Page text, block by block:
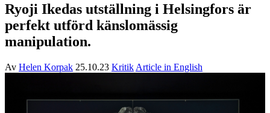
Ryoji Ikedas utställning i Helsingfors är
perfekt utförd känslomässig
manipulation.
Av Helen Korpak 25.10.23 Kritik Article in English